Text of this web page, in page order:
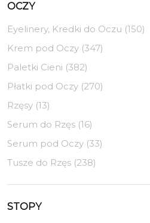
OCZY
Eyelinery, Kredki do Oczu (150)
Krem pod Oczy (347)
Paletki Cieni (382)
Płatki pod Oczy (270)
Rzęsy (13)
Serum do Rzęs (16)
Serum pod Oczy (33)
Tusze do Rzęs (238)
STOPY